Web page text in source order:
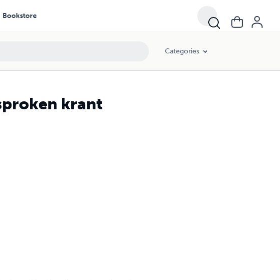
Bookstore
Categories
krant